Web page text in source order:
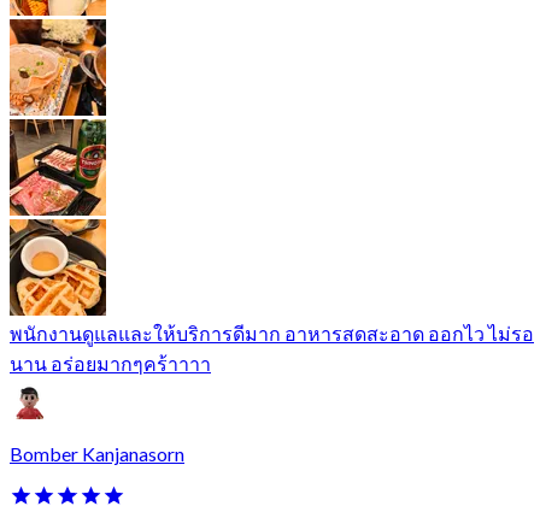
พนักงานดูแลและให้บริการดีมาก อาหารสดสะอาด ออกไว ไม่รอ
นาน อร่อยมากๆคร้าาาา
Bomber Kanjanasorn